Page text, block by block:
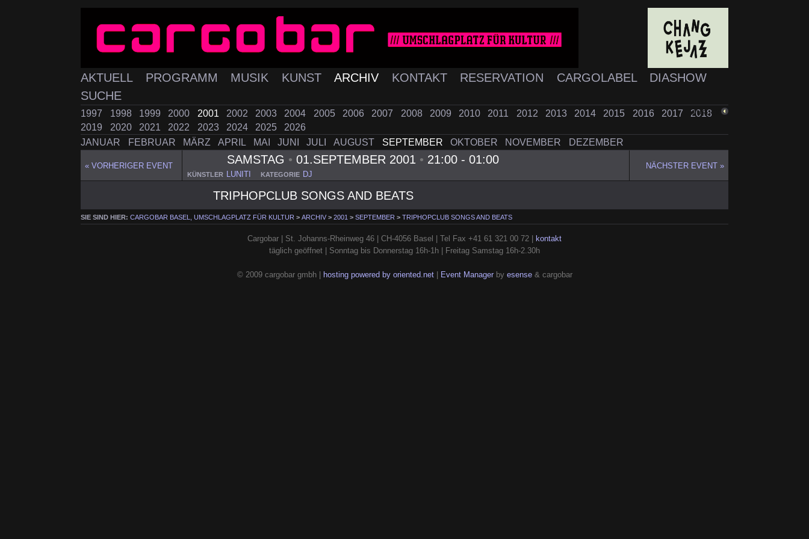
AKTUELL PROGRAMM MUSIK KUNST ARCHIV KONTAKT RESERVATION CARGOLABEL
DIASHOW
SUCHE
1997 1998 1999 2000 2001 2002 2003 2004 2005 2006 2007 2008 2009 2010 2011 2012 2013 2014 2015 2016 2017
2018
2019
2020 2021 2022 2023 2024 2025
2026
JANUAR
FEBRUAR MÄRZ APRIL MAI JUNI JULI AUGUST SEPTEMBER OKTOBER NOVEMBER DEZEMBER
ZURÜCK
« VORHERIGER EVENT SAMSTAG • 01.SEPTEMBER 2001 • 21:00 - 01:00
KÜNSTLER LUNITI KATEGORIE DJ
NÄCHSTER EVENT »
TRIPHOPCLUB SONGS AND BEATS
SIE SIND HIER:CARGOBAR BASEL, UMSCHLAGPLATZ FÜR KULTUR >ARCHIV >2001 >SEPTEMBER >TRIPHOPCLUB SONGS AND BEATS
Cargobar | St. Johanns-Rheinweg 46 | CH-4056 Basel | Tel Fax +41 61 321 00 72 |
kontakt
täglich geöffnet | Sonntag bis Donnerstag 16h-1h | Freitag Samstag 16h-2.30h
© 2009 cargobar gmbh | hosting powered by oriented.net| Event Managerby esense& cargobar